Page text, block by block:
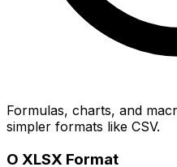
Formulas, charts, and
simpler formats like CSV.
O XLSX Format